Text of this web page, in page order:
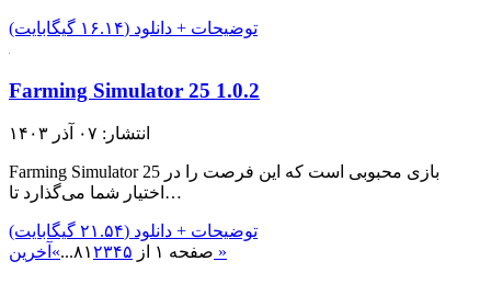
توضیحات + دانلود (۱۶.۱۴ گیگابایت)
Farming Simulator 25 1.0.2
انتشار: ۰۷ آذر ۱۴۰۳
Farming Simulator 25 بازی محبوبی است که این فرصت را در
اختیار شما می‌گذارد تا…
توضیحات + دانلود (۲۱.۵۴ گیگابایت)
صفحه ۱ از ۸
۱۲۳۴۵ ...
» آخرین »